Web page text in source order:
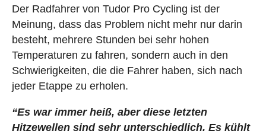
Der Radfahrer von Tudor Pro Cycling ist der
Meinung, dass das Problem nicht mehr nur darin
besteht, mehrere Stunden bei sehr hohen
Temperaturen zu fahren, sondern auch in den
Schwierigkeiten, die die Fahrer haben, sich nach
jeder Etappe zu erholen.
“Es war immer heiß, aber diese letzten
Hitzewellen sind sehr unterschiedlich. Es kühlt